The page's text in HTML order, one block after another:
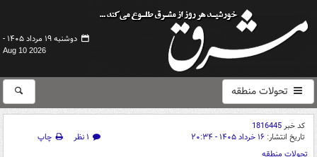
دوشنبه ۱۹ مرداد ۱۴۰۵ -
Aug 10 2026
تحولات منطقه
کد خبر1816445
تاریخ انتشار: ۱۶ خرداد ۱۴۰۵ - ۲۰:۳۴ ۱ نظر
چاپ
تحولات منطقه